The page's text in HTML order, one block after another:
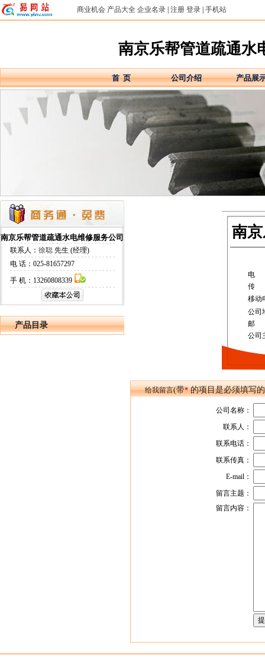
商业机会 产品大全 企业名录 注册 登录 手机站
南京乐帮管道疏通水
首 页 公司介绍 产品展
南京乐帮管道疏通水电维修服务公司
联系人： 徐聪先生 (经理)
电 话：025-81657297
手 机：13260808339
产品目录
南
电
传
移动
公司
邮
公司
给我留言(带*的项目是必须填写
公司名称：
联系人：
联系电话：
联系传真：
E-mail：
留言主题：
留言内容：